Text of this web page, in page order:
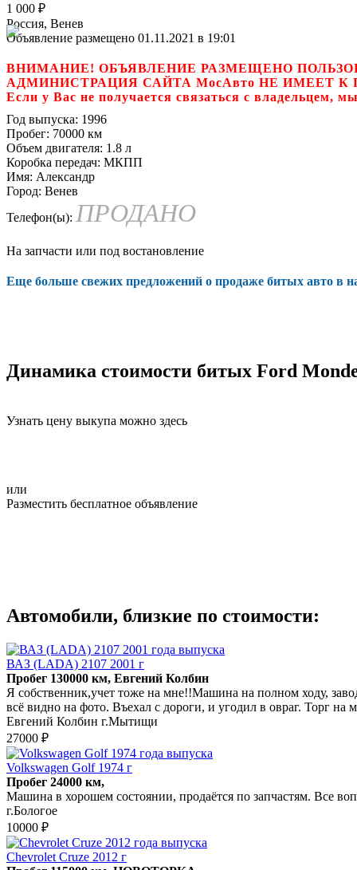
1 000 ₽
Россия, Венев
Объявление размещено 01.11.2021 в 19:01
ВНИМАНИЕ! ОБЪЯВЛЕНИЕ РАЗМЕЩЕНО
АДМИНИСТРАЦИЯ САЙТА МосАвто НЕ ИМЕЕТ
Если у Вас не получается связаться с
Год выпуска: 1996
Пробег: 70000 км
Объем двигателя: 1.8 л
Коробка передач: МКПП
Имя: Александр
Город: Венев
Телефон(ы): ПРОДАНО
На запчасти или под востановление
Еще больше свежих предложений о продаже битых авто в
Динамика стоимости битых Ford
Узнать цену выкупа можно здесь
или
Разместить бесплатное объявление
Автомобили, близкие по стоимости:
ВАЗ (LADA) 2107 2001 г
Пробег 130000 км, Евгений Колбин
Я собственник,учет тоже на мне!!Машина на полном ходу,
всё видно на фото. Въехал с дороги, и угодил в овраг. Торг на
Евгений Колбин г.Мытищи
27000 ₽
Volkswagen Golf 1974 г
Пробег 24000 км,
Машина в хорошем состоянии, продаётся по запчастям. Все
г.Бологое
10000 ₽
Chevrolet Cruze 2012 г